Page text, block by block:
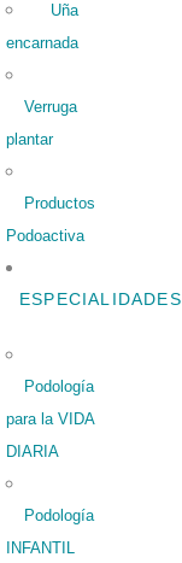
Uña
encarnada
Verruga
plantar
Productos
Podoactiva
ESPECIALIDADES
Podología
para la VIDA
DIARIA
Podología
INFANTIL